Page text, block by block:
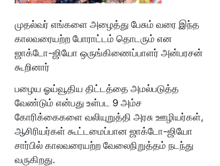
முதல்வர் எங்களை அழைத்து பேசும் வரை இந்த
காலவரையற்ற போராட்டம் தொடரும் என
ஜாக்டோ-ஜியோ ஒருங்கிணைப்பாளர் அன்பரசன்
கூறினார்
பழைய ஓய்வூதிய திட்டத்தை அமல்படுத்த
வேண்டும் என்பது உள்பட 9 அம்ச
கோரிக்கைகளை வலியுறுத்தி அரசு ஊழியர்கள்,
ஆசிரியர்கள் கூட்டமைப்பான ஜாக்டோ-ஜியோ
சார்பில் காலவரையற்ற வேலைநிறுத்தம் நடந்து
வருகிறது.